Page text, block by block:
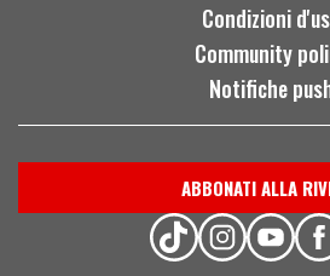
Condizioni
Community
Notifiche
ABBONATI ALLA